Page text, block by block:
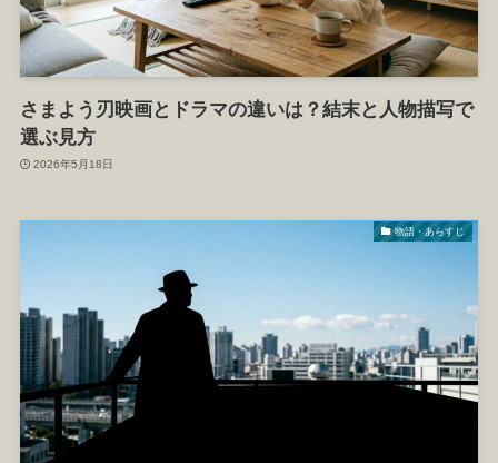
さまよう刃映画とドラマの違いは？結末と人物描写で
選ぶ見方
2026年5月18日
物語・あらすじ